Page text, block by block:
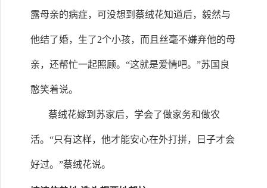
露母亲的病症，可没想到蔡绒花知道后，毅然与
他结了婚，生了2个小孩，而且丝毫不嫌弃他的母
亲，还帮忙一起照顾。“这就是爱情吧。”苏国良
憨笑着说。
蔡绒花嫁到苏家后，学会了做家务和做农
活。“只有这样，他才能安心在外打拼，日子才会
好过。”蔡绒花说。